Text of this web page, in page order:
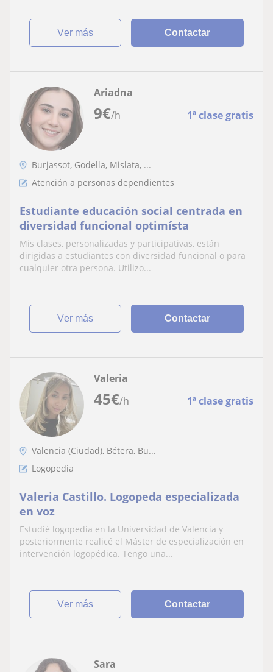
ver más Contactar
9€/h 1ª clase gratis
Ariadna
Burjassot, Godella, Mislata, ...
Atención a personas dependientes
Estudiante educación social centrada en
diversidad funcional optimísta
Mis clases, personalizadas y participativas, están
dirigidas a estudiantes con diversidad funcional o para
cualquier otra persona. Utilizo...
ver más Contactar
45€/h 1ª clase gratis
Valeria
Valencia (Ciudad), Bétera, Bu...
Logopedia
Valeria Castillo. Logopeda especializada
en voz
Estudié logopedia en la Universidad de Valencia y
posteriormente realicé el Máster de especialización en
intervención logopédica. Tengo una...
ver más Contactar
Sara